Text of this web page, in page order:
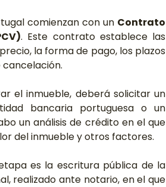
comienzan con un Contrato
. Este contrato establece las
la forma de pago, los plazos
cancelación.
el inmueble, deberá solicitar un
bancaria portuguesa o un
un análisis de crédito en el que
del inmueble y otros factores.
es la escritura pública de la
realizado ante notario, en el que